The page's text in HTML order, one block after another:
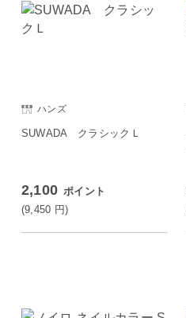
ハンズ
SUWADA クラシックＬ
2,100 ポイント
(9,450 円)